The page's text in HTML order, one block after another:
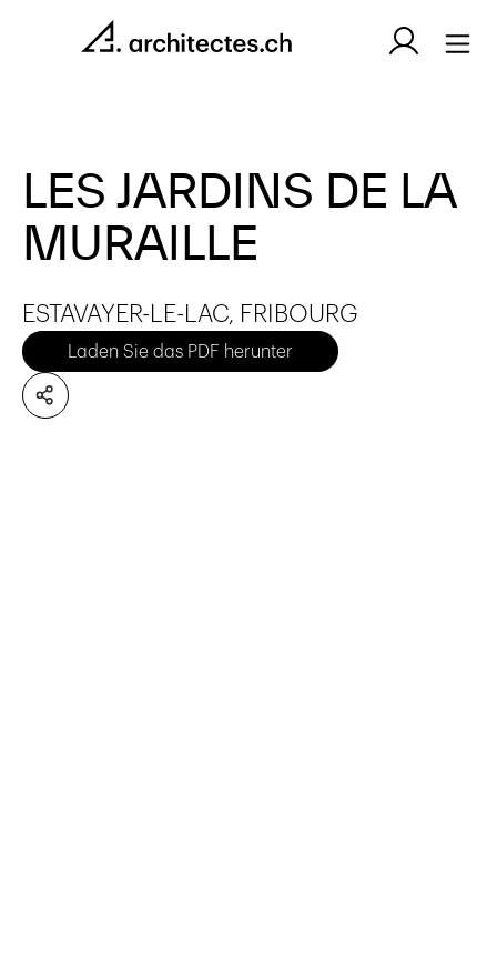
LES JARDINS DE LA
MURAILLE
ESTAVAYER-LE-LAC, FRIBOURG
Laden Sie das PDF herunter